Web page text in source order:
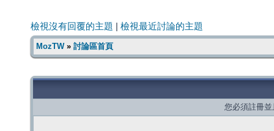
檢視沒有回覆的主題 檢視最近討論的主題
MozTW» 討論區首頁
您必須註冊